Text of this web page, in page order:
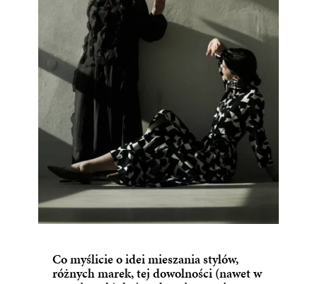
Co myślicie o idei mieszania stylów,
różnych marek, tej dowolności (nawet w